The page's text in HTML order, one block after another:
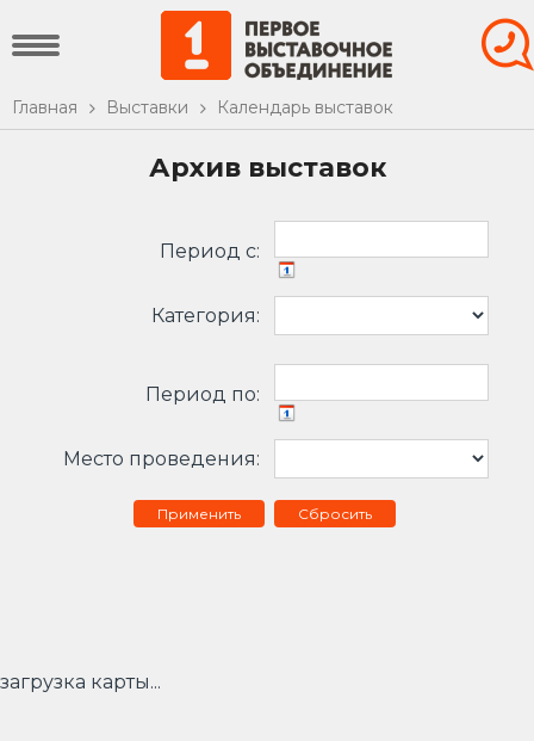
Главная Выставки Календарь выставок
Архив выставок
Период c:
Категория:
Период по:
Место проведения:
Сбросить
загрузка карты...